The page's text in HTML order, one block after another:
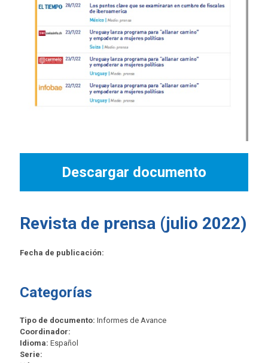
Descargar documento
Revista de prensa (julio 2022)
Fecha de publicación:
Categorías
Tipo de documento: Informes de Avance
Coordinador:
Idioma: Español
Serie: